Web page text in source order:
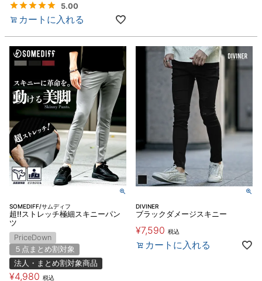
5.00
カートに入れる
SOMEDIFF/サムディフ
超!!ストレッチ極細スキニーパン
ツ
PriceDown
５点まとめ割対象
法人・まとめ割対象商品
¥4,980 税込
DIVINER
ブラックダメージスキニー
¥7,590 税込
カートに入れる